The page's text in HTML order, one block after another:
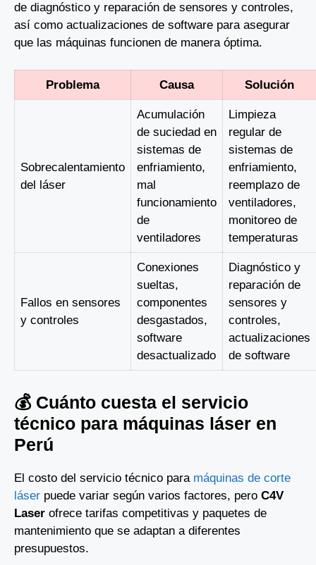
de diagnóstico y reparación de sensores y controles,
así como actualizaciones de software para asegurar
que las máquinas funcionen de manera óptima.
Problema Causa Solución
Sobrecalentamiento
del láser
Acumulación
de suciedad en
sistemas de
enfriamiento,
mal
funcionamiento
de
ventiladores
Limpieza
regular de
sistemas de
enfriamiento,
reemplazo de
ventiladores,
monitoreo de
temperaturas
Fallos en sensores
y controles
Conexiones
sueltas,
componentes
desgastados,
software
desactualizado
Diagnóstico y
reparación de
sensores y
controles,
actualizaciones
de software
💰 Cuánto cuesta el servicio
técnico para máquinas láser en
Perú
El costo del servicio técnico para máquinas de corte
láser puede variar según varios factores, pero C4V
Laser ofrece tarifas competitivas y paquetes de
mantenimiento que se adaptan a diferentes
presupuestos.